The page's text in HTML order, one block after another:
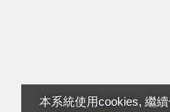
本系統使用cookies, 繼